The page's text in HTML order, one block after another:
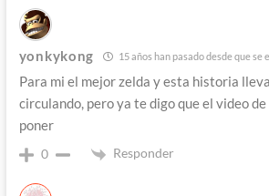
yonkykong 15 años han pasado desde que se
Para mi el mejor zelda y esta historia
circulando, pero ya te digo que el video
poner
0 Responder